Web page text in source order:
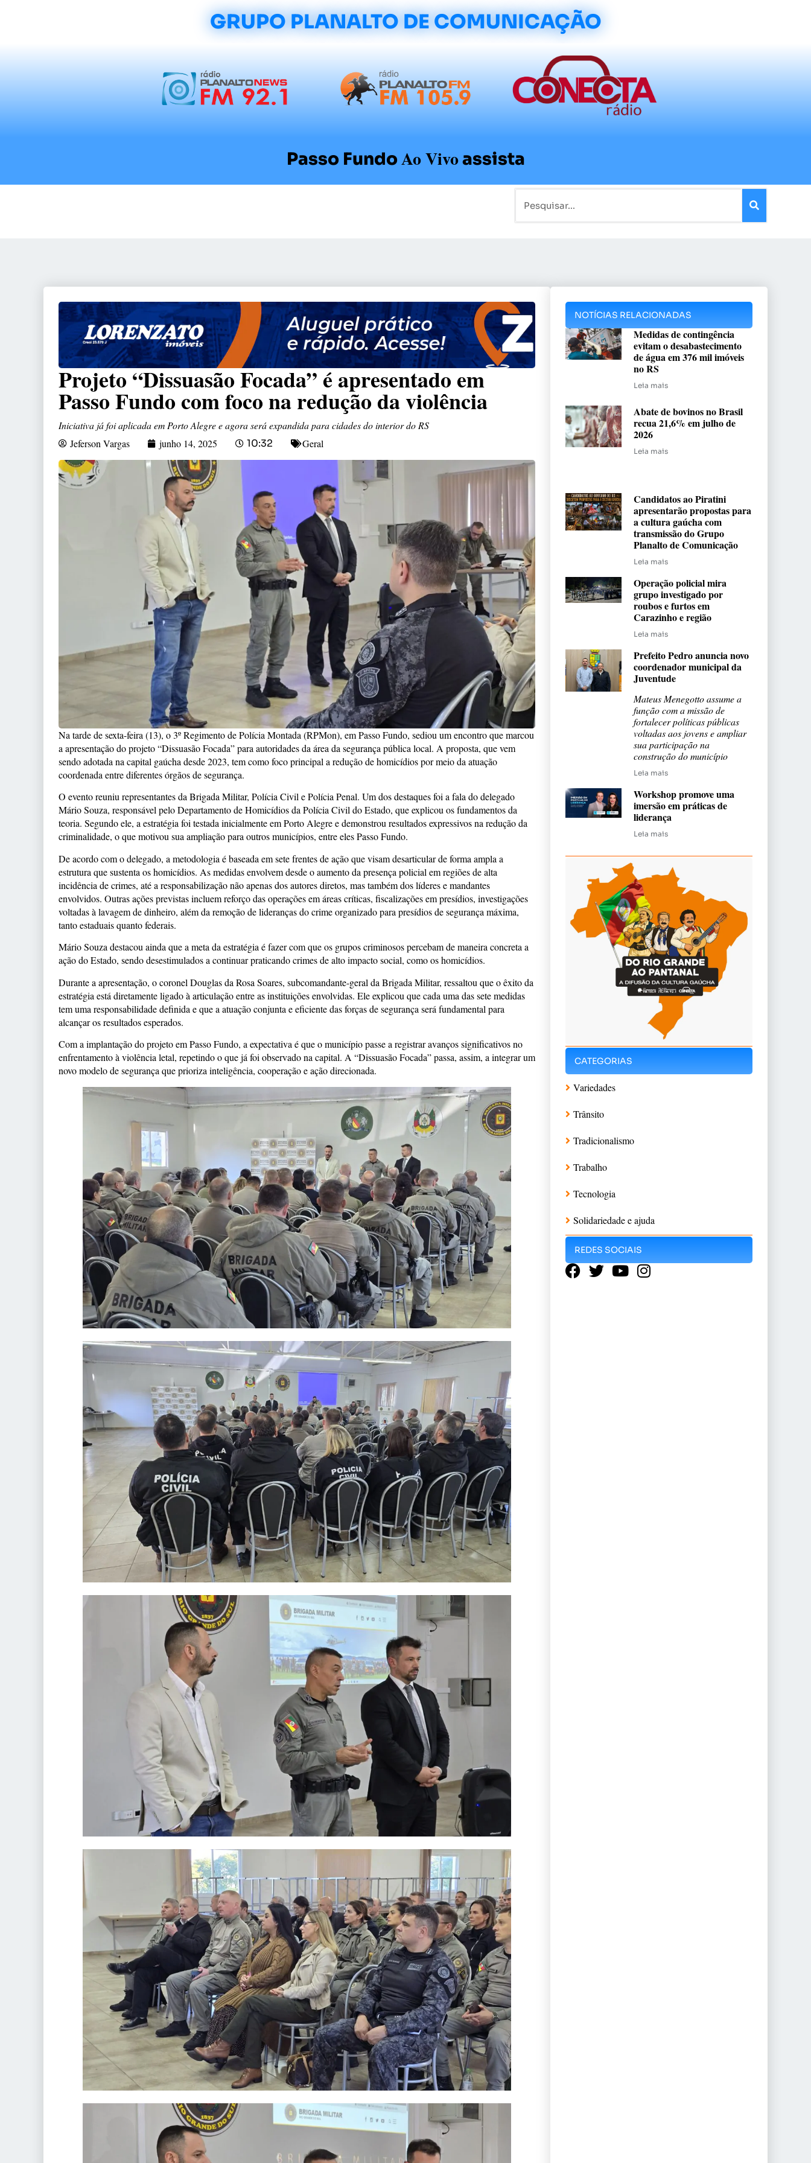
GRUPO PLANALTO DE COMUNICAÇÃO
Passo FundoAo Vivoassista
Projeto “Dissuasão Focada” é apresentado em
Passo Fundo com foco na redução da violência
Iniciativa já foi aplicada em Porto Alegre e agora será expandida para cidades do interior do RS
Jeferson Vargas
junho 14, 2025 10:32 Geral
Na tarde de sexta-feira (13), o 3º Regimento de Polícia Montada (RPMon), em Passo Fundo, sediou um encontro que marcou
a apresentação do projeto “Dissuasão Focada” para autoridades da área da segurança pública local. A proposta, que vem
sendo adotada na capital gaúcha desde 2023, tem como foco principal a redução de homicídios por meio da atuação
coordenada entre diferentes órgãos de segurança.
O evento reuniu representantes da Brigada Militar, Polícia Civil e Polícia Penal. Um dos destaques foi a fala do delegado
Mário Souza, responsável pelo Departamento de Homicídios da Polícia Civil do Estado, que explicou os fundamentos da
teoria. Segundo ele, a estratégia foi testada inicialmente em Porto Alegre e demonstrou resultados expressivos na redução da
criminalidade, o que motivou sua ampliação para outros municípios, entre eles Passo Fundo.
De acordo com o delegado, a metodologia é baseada em sete frentes de ação que visam desarticular de forma ampla a
estrutura que sustenta os homicídios. As medidas envolvem desde o aumento da presença policial em regiões de alta
incidência de crimes, até a responsabilização não apenas dos autores diretos, mas também dos líderes e mandantes
envolvidos. Outras ações previstas incluem reforço das operações em áreas críticas, fiscalizações em presídios, investigações
voltadas à lavagem de dinheiro, além da remoção de lideranças do crime organizado para presídios de segurança máxima,
tanto estaduais quanto federais.
Mário Souza destacou ainda que a meta da estratégia é fazer com que os grupos criminosos percebam de maneira concreta a
ação do Estado, sendo desestimulados a continuar praticando crimes de alto impacto social, como os homicídios.
Durante a apresentação, o coronel Douglas da Rosa Soares, subcomandante-geral da Brigada Militar, ressaltou que o êxito da
estratégia está diretamente ligado à articulação entre as instituições envolvidas. Ele explicou que cada uma das sete medidas
tem uma responsabilidade definida e que a atuação conjunta e eficiente das forças de segurança será fundamental para
alcançar os resultados esperados.
Com a implantação do projeto em Passo Fundo, a expectativa é que o município passe a registrar avanços significativos no
enfrentamento à violência letal, repetindo o que já foi observado na capital. A “Dissuasão Focada” passa, assim, a integrar um
novo modelo de segurança que prioriza inteligência, cooperação e ação direcionada.
NOTÍCIAS RELACIONADAS
Medidas de contingência
evitam o desabastecimento
de água em 376 mil imóveis
no RS
Leia mais
Abate de bovinos no Brasil
recua 21,6% em julho de
2026
Leia mais
Candidatos ao Piratini
apresentarão propostas para
a cultura gaúcha com
transmissão do Grupo
Planalto de Comunicação
Leia mais
Operação policial mira
grupo investigado por
roubos e furtos em
Carazinho e região
Leia mais
Prefeito Pedro anuncia novo
coordenador municipal da
Juventude
Mateus Menegotto assume a
função com a missão de
fortalecer políticas públicas
voltadas aos jovens e ampliar
sua participação na
construção do município
Leia mais
Workshop promove uma
imersão em práticas de
liderança
Leia mais
CATEGORIAS
Variedades
Trânsito
Tradicionalismo
Trabalho
Tecnologia
Solidariedade e ajuda
REDES SOCIAIS